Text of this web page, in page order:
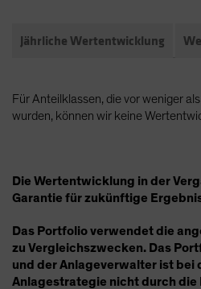
Jährliche Wertentwicklung
Für Anteilklassen, die vor weniger
wurden, können wir keine
Die Wertentwicklung in der
Garantie für zukünftige
Das Portfolio verwendet die
zu Vergleichszwecken. Das
und der Anlageverwalter ist bei
Anlagestrategie nicht durch die